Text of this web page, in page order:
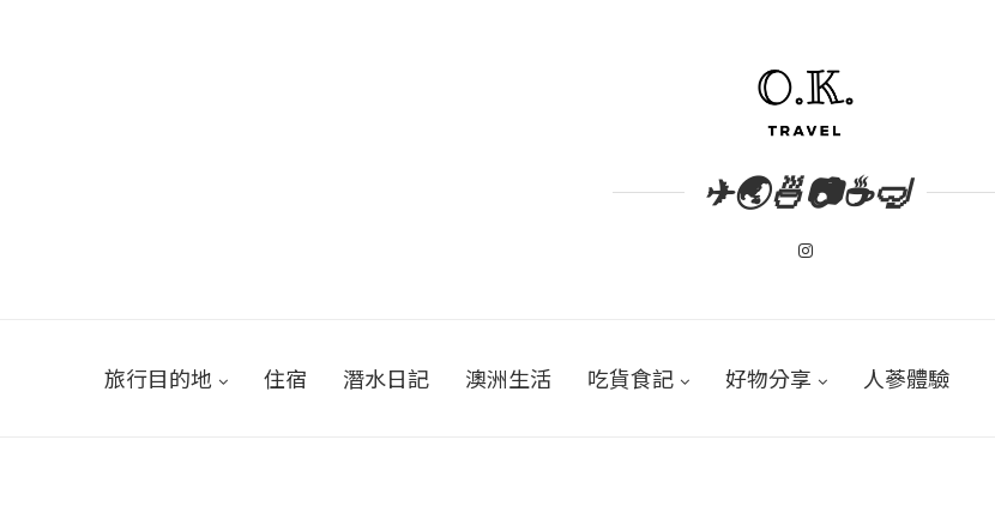
✈🌏🍜📷☕🤿
旅行目的地 住宿 潛水日記 澳洲生活 吃貨食記 好物分享 人蔘體驗